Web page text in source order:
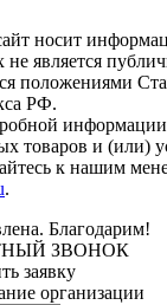
носит
не является
положениями
РФ.
товаров и (или)
к нашим
.
Благодарим!
ЗВОНОК
заявку
организации